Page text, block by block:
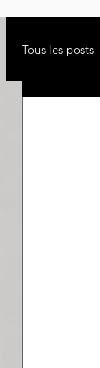
Tous les posts